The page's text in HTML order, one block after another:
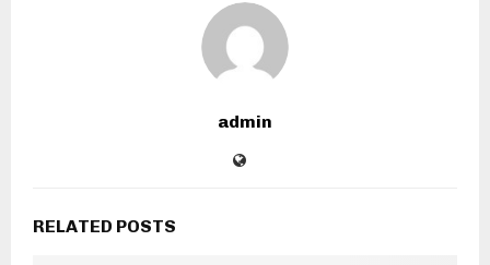
admin
RELATED POSTS